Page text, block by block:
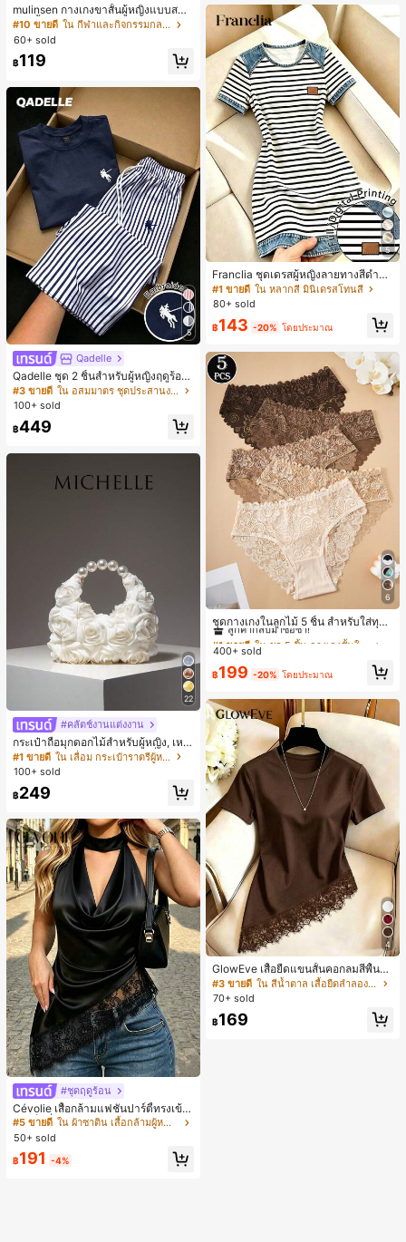
mulinsen กางเกงขาสั้นผู้หญิงแบบสบา
ยๆ สีพื้น หลวม อเนกประสงค์ กางเกงขา
สั้นกีฬา 2-In-1 สำหรับวิ่ง ฟิตเนส และก
ารฝึกซ้อมกีฬาในฤดูร้อน
#10 ขายดี
ใน กีฬาและกิจกรรมกลางแจ้ง
60+ sold
฿119
5
Qadelle
Qadelle ชุด 2 ชิ้นสำหรับผู้หญิงฤดูร้อน
แบบสบายๆ สำหรับใส่ทุกวัน, กางเกงขา
ยาวลายทางสีน้ำเงินเข้มและสีขาว, เสื้อ
#3 ขายดี
ใน อสมมาตร ชุดประสานงานสตรี
100+ sold
฿449
22
#คลัตช์งานแต่งงาน
กระเป๋าถือมุกดอกไม้สำหรับผู้หญิง, เหม
าะสำหรับชุดราตรี, ชุดบอล, เครื่องประ
ดับงานแต่งงาน, กระเป๋าสตางค์สุภาพส
สุ่ม)
#1 ขายดี
ใน เลื่อม กระเป๋าราตรีผู้หญิง
100+ sold
฿249
#ชุดฤดูร้อน
Cévolie เสื้อกล้ามแฟชั่นปาร์ตี้ทรงเข้า
รูป เซ็กซี่ คอเดรป คอคาวล์ จับย่น แต่ง
ลูกไม้ ดีไซน์ต่อผ้า เปิดหลัง แขนกุด
#5 ขายดี
ใน ผ้าซาติน เสื้อกล้ามผู้หญิง & Camis
50+ sold
฿191 -4%
5
Franclia ชุดเดรสผู้หญิงลายทางสีดำขา
วแบบแพตช์เวิร์กเอฟเฟกต์เดนิม สำหรั
บฤดูร้อน รุ่นใหม่ พิมพ์ดิจิทัลลายทางแบ
#1 ขายดี ใน หลากสี มินิเดรสโทนสี
80+ sold
฿143 -20% โดยประมาณ
6
ชุดกางเกงในลูกไม้ 5 ชิ้น สำหรับใส่ทุกวั
น
#1 ขายดี
ลูกค้ากลับมาซื้อซ้ำ!
#1 ขายดี
ลูกค้ากลับมาซื้อซ้ำ!
#1 ขายดี
ลูกค้ากลับมาซื้อซ้ำ!
#1 ขายดี
400+ sold
฿199 -20% โดยประมาณ
4
GlowEve เสื้อยืดแขนสั้นคอกลมสีพื้นลำ
ลองอเนกประสงค์สำหรับผู้หญิง
#3 ขายดี
ใน สีน้ำตาล เสื้อยืดลำลองพื้นฐาน
70+ sold
฿169